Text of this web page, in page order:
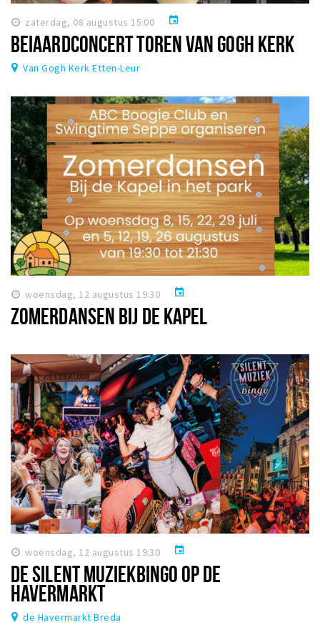
zaterdag, 08 augustus 15:00 event
BEIAARDCONCERT TOREN VAN GOGH KERK
Van Gogh Kerk Etten-Leur
woensdag, 12 augustus 19:30 event
ZOMERDANSEN BIJ DE KAPEL
woensdag, 12 augustus 19:30 event
DE SILENT MUZIEKBINGO OP DE
HAVERMARKT
de Havermarkt Breda